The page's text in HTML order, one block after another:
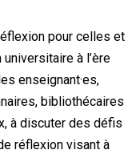
pour celles et
à l’ère
enseignant·es,
bibliothécaires
à discuter des défis
réflexion visant à